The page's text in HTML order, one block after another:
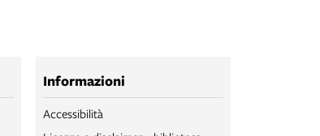
Informazioni
Accessibilità